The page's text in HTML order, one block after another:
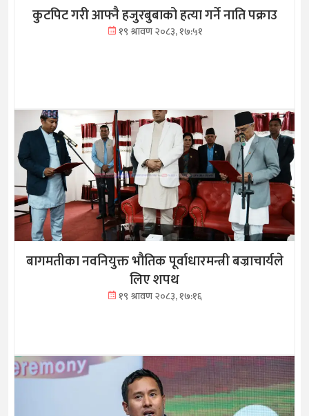
कुटपिट गरी आफ्नै हजुरबुबाको हत्या गर्ने नाति पक्राउ
१९ श्रावण २०८३, १७:५१
बागमतीका नवनियुक्त भौतिक पूर्वाधारमन्त्री बज्राचार्यले
लिए शपथ
१९ श्रावण २०८३, १७:१६